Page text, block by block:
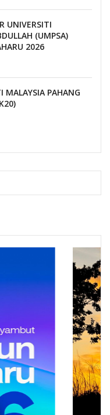
UNIVERSITI
(UMPSA)
2026
MALAYSIA PAHANG